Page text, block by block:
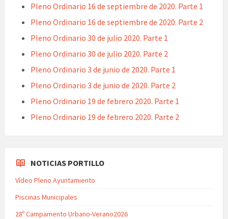
Pleno Ordinario 16 de septiembre de 2020. Parte 1
Pleno Ordinario 16 de septiembre de 2020. Parte 2
Pleno Ordinario 30 de julio 2020. Parte 1
Pleno Ordinario 30 de julio 2020. Parte 2
Pleno Ordinario 3 de junio de 2020. Parte 1
Pleno Ordinario 3 de junio de 2020. Parte 2
Pleno Ordinario 19 de febrero 2020. Parte 1
Pleno Ordinario 19 de febrero 2020. Parte 2
NOTICIAS PORTILLO
Vídeo Pleno Ayuntamiento
Piscinas Municipales
28º Campamento Urbano-Verano2026